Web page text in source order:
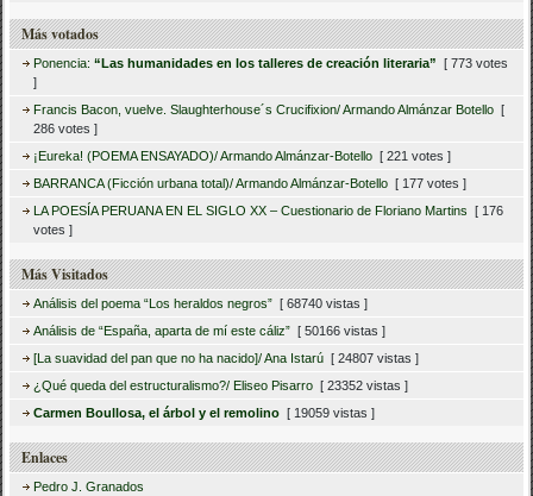
Más votados
Ponencia:“Las humanidades en los talleres de creación literaria” [ 773 votes
]
Francis Bacon, vuelve. Slaughterhouse´s Crucifixion/ Armando Almánzar Botello [
286 votes ]
¡Eureka! (POEMA ENSAYADO)/ Armando Almánzar-Botello [ 221 votes ]
BARRANCA (Ficción urbana total)/ Armando Almánzar-Botello [ 177 votes ]
LA POESÍA PERUANA EN EL SIGLO XX – Cuestionario de Floriano Martins [ 176
votes ]
Más Visitados
Análisis del poema “Los heraldos negros” [ 68740 vistas ]
Análisis de “España, aparta de mí este cáliz” [ 50166 vistas ]
[La suavidad del pan que no ha nacido]/ Ana Istarú [ 24807 vistas ]
¿Qué queda del estructuralismo?/ Eliseo Pisarro [ 23352 vistas ]
Carmen Boullosa, el árbol y el remolino [ 19059 vistas ]
Enlaces
Pedro J. Granados